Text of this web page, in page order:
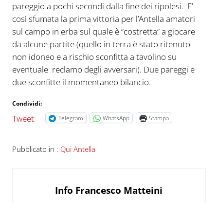
pareggio a pochi secondi dalla fine dei ripolesi. E’
così sfumata la prima vittoria per l’Antella amatori
sul campo in erba sul quale è “costretta” a giocare
da alcune partite (quello in terra è stato ritenuto
non idoneo e a rischio sconfitta a tavolino su
eventuale reclamo degli avversari). Due pareggi e
due sconfitte il momentaneo bilancio.
Condividi:
Tweet Telegram WhatsApp Stampa
Pubblicato in : Qui Antella
Info Francesco Matteini